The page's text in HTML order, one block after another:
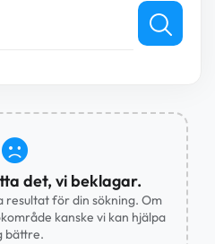
det, vi beklagar.
resultat för din sökning. Om
kanske vi kan hjälpa
bättre.